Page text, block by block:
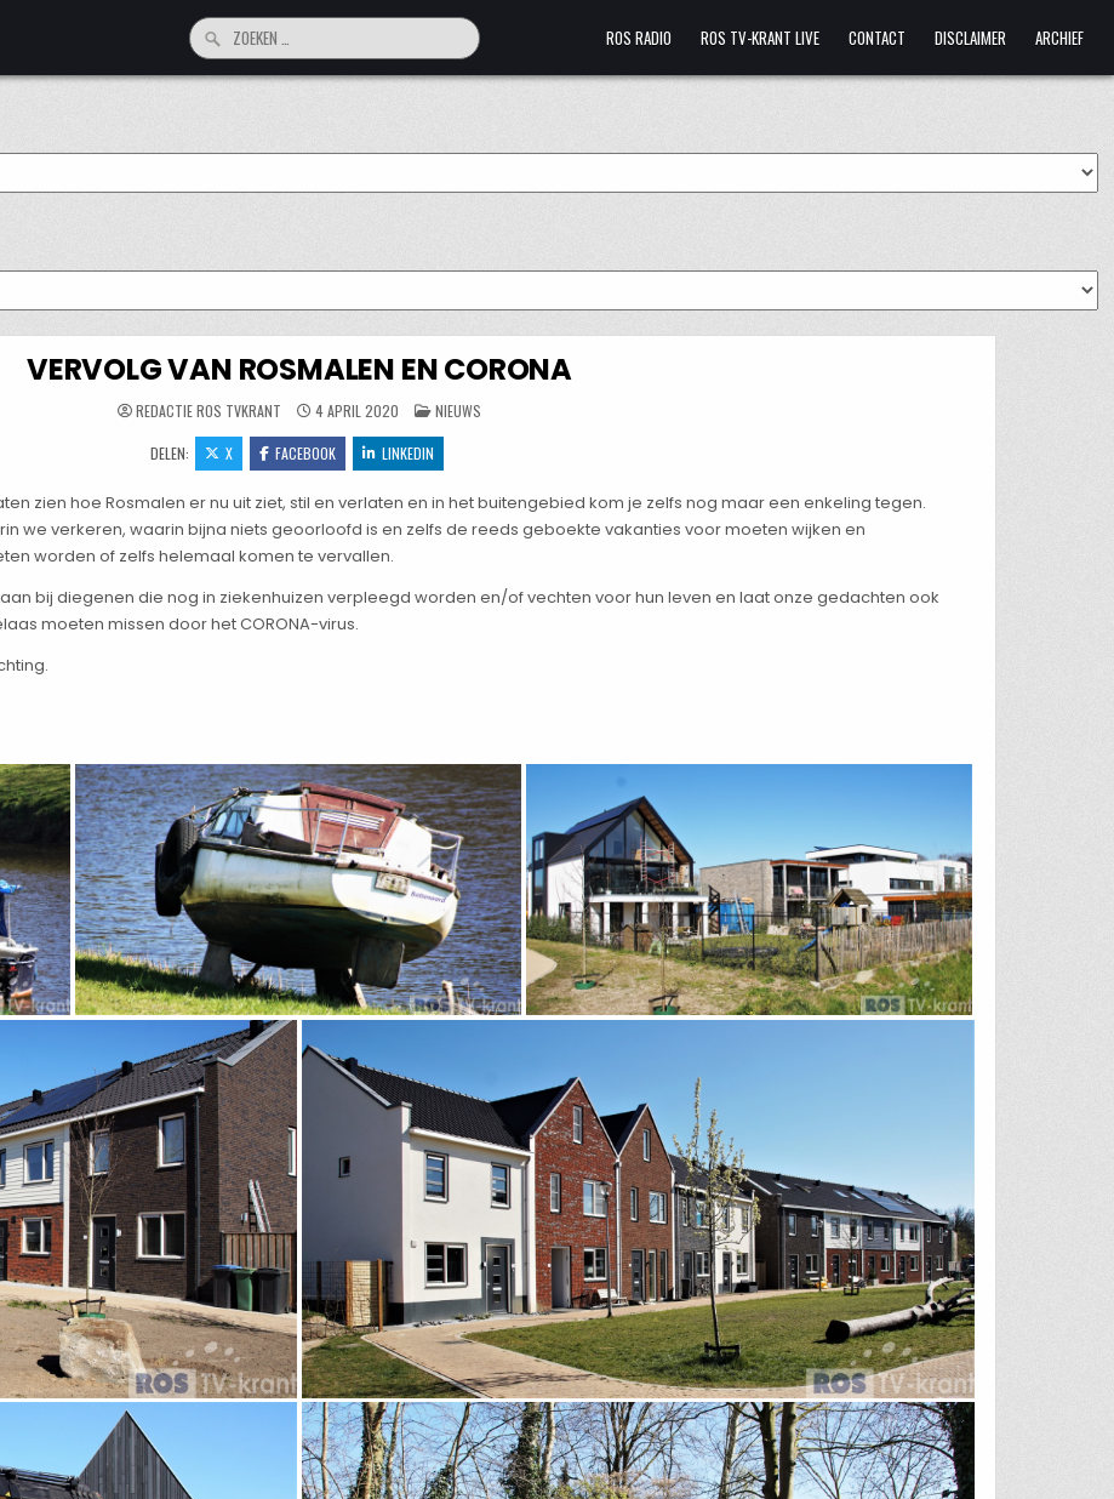
Zoeken
naar:
ROS RADIO ROS TV-KRANT LIVE CONTACT DISCLAIMER ARCHIEF
VERVOLG VAN ROSMALEN EN CORONA
REDACTIE ROS TVKRANT 4 APRIL 2020 GEPLAATST
IN
NIEUWS
DELEN: X FACEBOOK LINKEDIN
zien hoe Rosmalen er nu uit ziet, stil en verlaten en in het buitengebied kom je zelfs nog maar een enkeling tegen.
we verkeren, waarin bijna niets geoorloofd is en zelfs de reeds geboekte vakanties voor moeten wijken en
worden of zelfs helemaal komen te vervallen.
bij diegenen die nog in ziekenhuizen verpleegd worden en/of vechten voor hun leven en laat onze gedachten ook
moeten missen door het CORONA-virus.